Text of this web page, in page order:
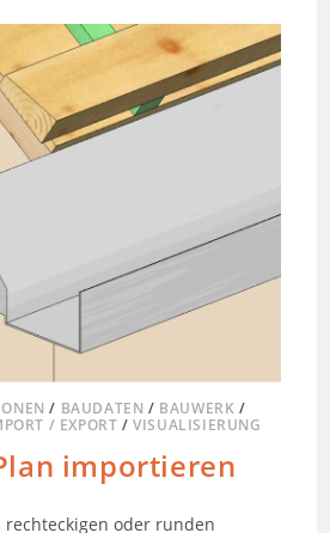
/ BAUDATEN / BAUWERK /
/ EXPORT /VISUALISIERUNG
importieren
rechteckigen oder runden